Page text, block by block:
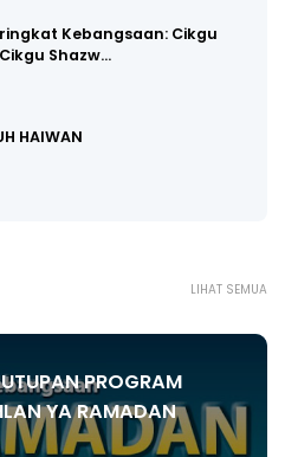
Kebangsaan: Cikgu
Shazw…
HAIWAN
LIHAT SEMUA
PROGRAM
YA RAMADAN